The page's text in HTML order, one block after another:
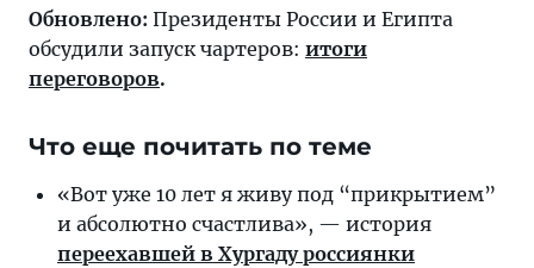
Обновлено: Президенты России и Египта
обсудили запуск чартеров: итоги
переговоров.
Что еще почитать по теме
«Вот уже 10 лет я живу под “прикрытием”
и абсолютно счастлива», — история
переехавшей в Хургаду россиянки